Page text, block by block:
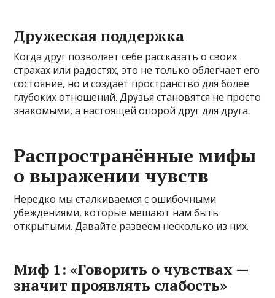
Дружеская поддержка
Когда друг позволяет себе рассказать о своих
страхах или радостях, это не только облегчает его
состояние, но и создаёт пространство для более
глубоких отношений. Друзья становятся не просто
знакомыми, а настоящей опорой друг для друга.
Распространённые мифы
о выражении чувств
Нередко мы сталкиваемся с ошибочными
убеждениями, которые мешают нам быть
открытыми. Давайте развеем несколько из них.
Миф 1: «Говорить о чувствах —
значит проявлять слабость»